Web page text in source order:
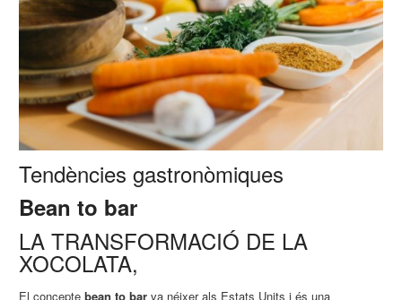
Tendències gastronòmiques
Bean to bar
LA TRANSFORMACIÓ DE LA
XOCOLATA,
El conceptebean to bar va néixer als Estats Units i és una